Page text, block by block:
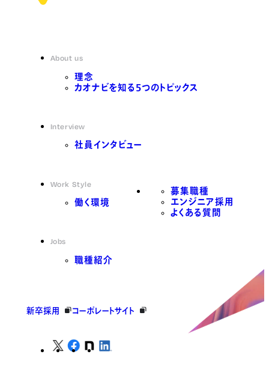
About us
理念
カオナビを知る5つのトピックス
Interview
社員インタビュー
Work Style
働く環境
Jobs
職種紹介
募集職種
エンジニア採用
よくある質問
新卒採用 コーポレートサイト